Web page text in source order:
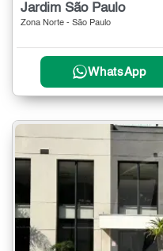
Jardim São Paulo
Zona Norte - São Paulo
WhatsApp